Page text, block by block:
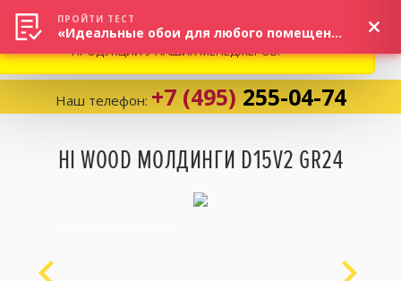
Корзина:0
Наш телефон: +7 (495) 255-04-74
HI WOOD МОЛДИНГИ D15V2 GR24
ВНИМАНИЕ! В СВЯЗИ С СИТУАЦИЕЙ НА РЫНКЕ, ПРОСИМ
УТОЧНЯТЬ АКТУАЛЬНУЮ СТОИМОСТЬ И НАЛИЧИЕ
ПРОДУКЦИИ У НАШИХ МЕНЕДЖЕРОВ.
ПРОЙТИ ТЕСТ
«Идеальные обои для любого помещения!»